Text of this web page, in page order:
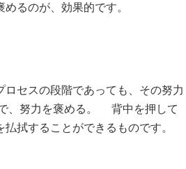
るのが、効果的です。
セスの段階であっても、その努力
、努力を褒める。 背中を押して
拭することができるものです。